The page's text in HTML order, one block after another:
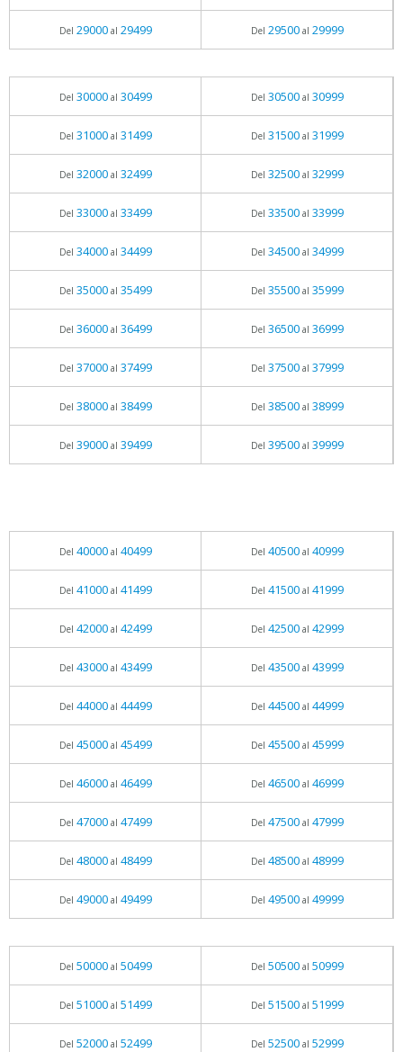
Del 29000al 29499 Del 29500al 29999
Del 30000al 30499 Del 30500al 30999
Del 31000al 31499 Del 31500al 31999
Del 32000al 32499 Del 32500al 32999
Del 33000al 33499 Del 33500al 33999
Del 34000al 34499 Del 34500al 34999
Del 35000al 35499 Del 35500al 35999
Del 36000al 36499 Del 36500al 36999
Del 37000al 37499 Del 37500al 37999
Del 38000al 38499 Del 38500al 38999
Del 39000al 39499 Del 39500al 39999
Del 40000al 40499 Del 40500al 40999
Del 41000al 41499 Del 41500al 41999
Del 42000al 42499 Del 42500al 42999
Del 43000al 43499 Del 43500al 43999
Del 44000al 44499 Del 44500al 44999
Del 45000al 45499 Del 45500al 45999
Del 46000al 46499 Del 46500al 46999
Del 47000al 47499 Del 47500al 47999
Del 48000al 48499 Del 48500al 48999
Del 49000al 49499 Del 49500al 49999
Del 50000al 50499 Del 50500al 50999
Del 51000al 51499 Del 51500al 51999
Del 52000al 52499 Del 52500al 52999